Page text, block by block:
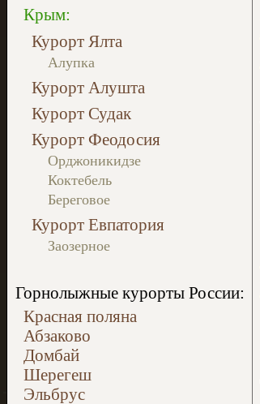
Крым:
Курорт Ялта
Алупка
Курорт Алушта
Курорт Судак
Курорт Феодосия
Орджоникидзе
Коктебель
Береговое
Курорт Евпатория
Заозерное
Горнолыжные курорты России:
Красная поляна
Абзаково
Домбай
Шерегеш
Эльбрус